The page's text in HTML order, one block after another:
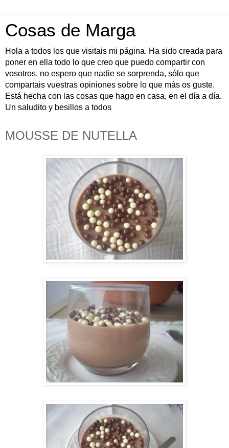
Cosas de Marga
Hola a todos los que visitais mi página. Ha sido creada para
poner en ella todo lo que creo que puedo compartir con
vosotros, no espero que nadie se sorprenda, sólo que
compartais vuestras opiniones sobre lo que más os guste.
Está hecha con las cosas que hago en casa, en el día a día.
Un saludito y besillos a todos
MOUSSE DE NUTELLA